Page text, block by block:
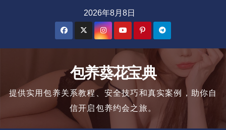
2026年8月8日
包养葵花宝典
提供实用包养关系教程、安全技巧和真实案例，助你自
信开启包养约会之旅。